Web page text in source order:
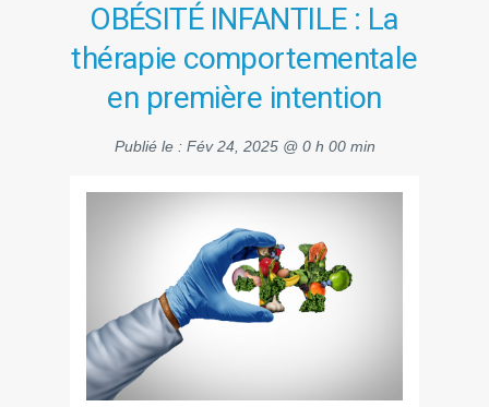
OBÉSITÉ INFANTILE : La
thérapie comportementale
en première intention
Publié le : Fév 24, 2025 @ 0 h 00 min